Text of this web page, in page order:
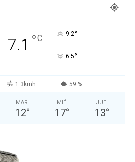
7.1 °C 9.2°
6.5°
1.3kmh 59 %
MAR
12°
MIÉ
17°
JUE
13°